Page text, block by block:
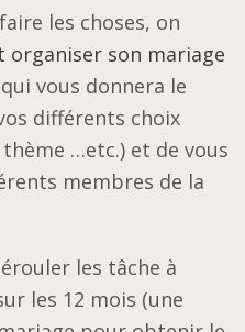
les choses, on
organiser son mariage
qui vous donnera le
différents choix
…etc.) et de vous
membres de la
les tâche à
les 12 mois (une